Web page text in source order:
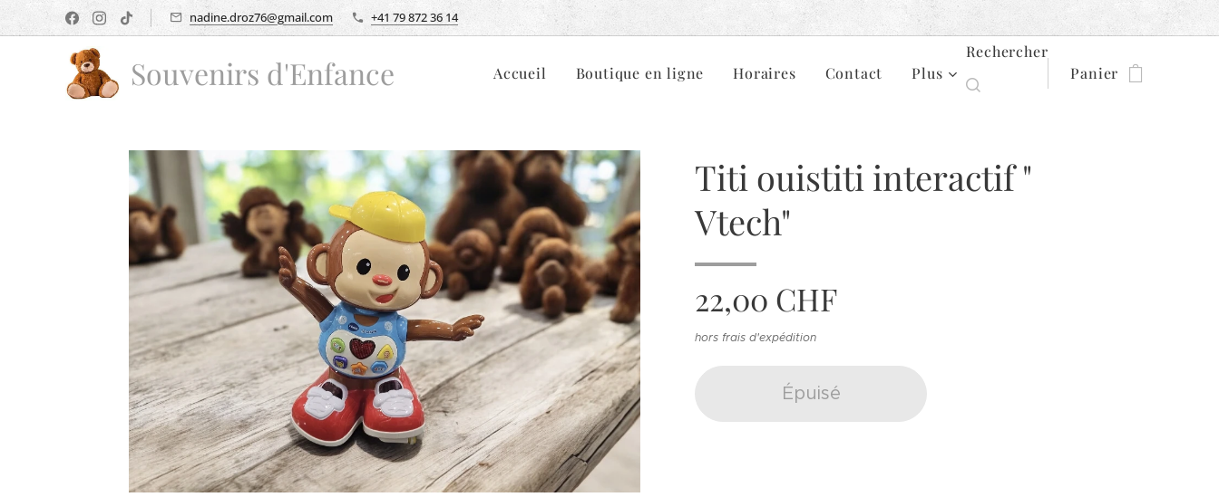
nadine.droz76@gmail.com +41 79 872 36 14
Souvenirs d'Enfance Accueil Boutique en ligne Horaires Contact Plus
Rechercher
Panier
Titi ouistiti interactif "
Vtech"
22,00 CHF
hors frais d'expédition
Épuisé